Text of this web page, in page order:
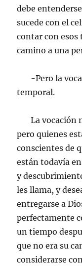
debe
sucede con el
contar con esos
camino a una
-Pero la
temporal.
La vocación
pero quienes
conscientes de
están todavía
y
les llama, y
entregarse a
perfectamente
un tiempo
que no era su
considerarse